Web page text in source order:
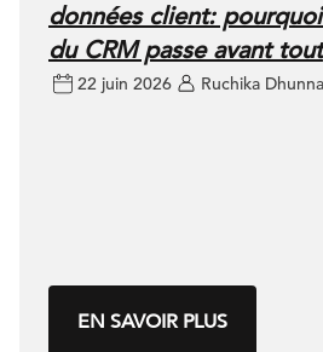
données client:
du CRM passe avant tout
22 juin 2026 Ruchika Dhunna
EN SAVOIR PLUS